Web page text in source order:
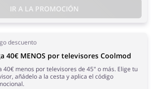
IR A LA PROMOCIÓN
descuento
40€ MENOS por televisores Coolmod
40€ menos por televisores de 45" o más. Elige tu
añádelo a la cesta y aplica el código